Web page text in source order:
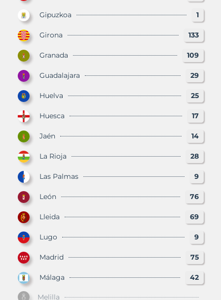
Gipuzkoa 1
Girona 133
Granada 109
Guadalajara 29
Huelva 25
Huesca 17
Jaén 14
La Rioja 28
Las Palmas 9
León 76
Lleida 69
Lugo 9
Madrid 75
Málaga 42
Melilla